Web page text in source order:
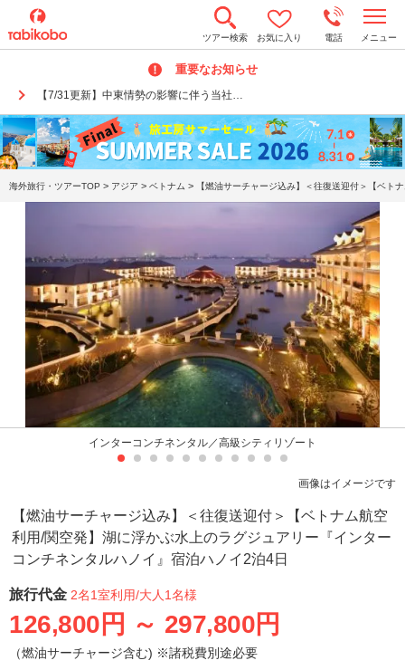
ツアー検索 お気に入り 電話 メニュー
重要なお知らせ
【7/31更新】中東情勢の影響に伴う当社…
o
n
a
v
i
g
a
t
i
o
n
海外旅行・ツアーTOP > アジア > ベトナム > 【燃油サーチャージ込み】＜往復送迎付＞【ベ
インターコンチネンタル／高級シティリゾート
画像はイメージです
【燃油サーチャージ込み】＜往復送迎付＞【ベトナム航空
利用/関空発】湖に浮かぶ水上のラグジュアリー『インター
コンチネンタルハノイ』宿泊ハノイ2泊4日
旅行代金 2名1室利用/大人1名様
126,800円 ～ 297,800円
（燃油サーチャージ含む) ※諸税費別途必要